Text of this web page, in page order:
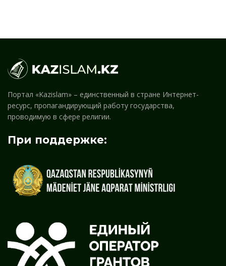
Портал «Kazislam» – единственный в стране Интернет-
ресурс, пропагандирующий работу государства,
проводимую в сфере религии.
При поддержке: